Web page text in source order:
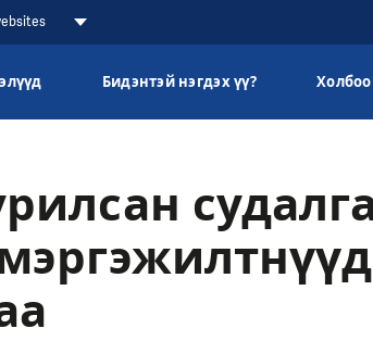
Бидэнтэй нэгдэх үү?